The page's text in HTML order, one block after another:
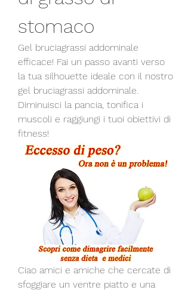
stomaco
Gel bruciagrassi addominale
efficace! Fai un passo avanti verso
la tua silhouette ideale con il nostro
gel bruciagrassi addominale.
Diminuisci la pancia, tonifica i
muscoli e raggiungi i tuoi obiettivi di
fitness!
Ciao amici e amiche che cercate di
sfoggiare un ventre piatto e una